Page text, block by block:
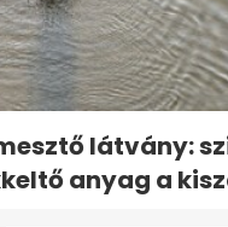
Ritka időjárási
Grönlandnál,
látvány:
anyag a